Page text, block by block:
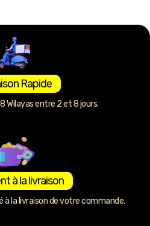
Rapide
Wilayas entre 2 et 8 jours.
à la livraison
la livraison de votre commande.